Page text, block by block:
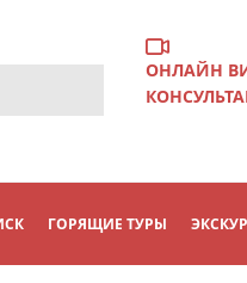
ОНЛАЙН
ГОРЯЩИЕ ТУРЫ